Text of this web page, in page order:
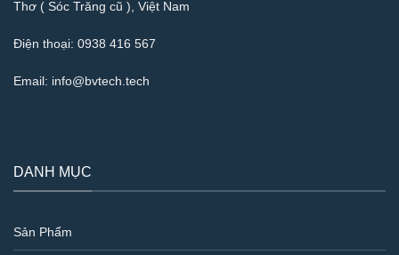
Thơ ( Sóc Trăng cũ ), Việt Nam
Điện thoại: 0938 416 567
Email: info@bvtech.tech
DANH MỤC
Sản Phẩm